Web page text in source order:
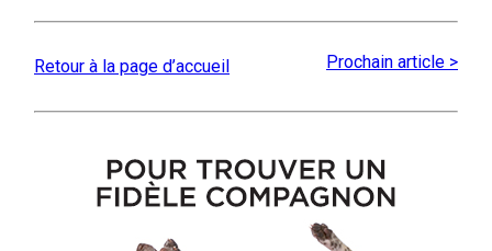
Retour à la page d’accueil Prochain article >